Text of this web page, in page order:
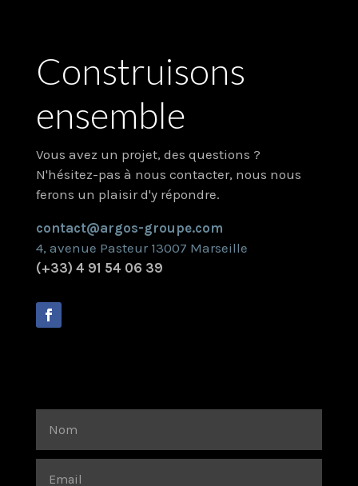
Construisons
ensemble
Vous avez un projet, des questions ?
N'hésitez-pas à nous contacter, nous nous
ferons un plaisir d'y répondre.
contact@argos-groupe.com
4, avenue Pasteur 13007 Marseille
(+33) 4 91 54 06 39